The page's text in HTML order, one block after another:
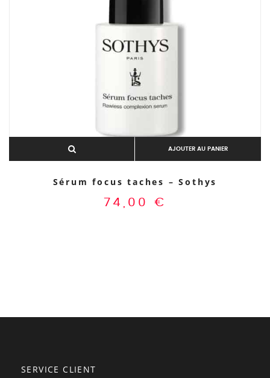
AJOUTER AU PANIER
Sérum focus taches – Sothys
74,00 €
SERVICE CLIENT